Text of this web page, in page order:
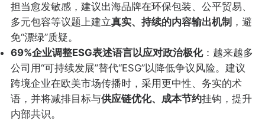
担当愈发敏感，建议出海品牌在环保包装、公平贸易、
多元包容等议题上建立真实、持续的内容输出机制 ，避
免“漂绿”质疑。
69%企业调整ESG表述语言以应对政治极化：越来越多
公司用“可持续发展”替代“ESG”以降低争议风险。建议
跨境企业在欧美市场传播时，采用更中性、务实的术
语，并将减排目标与供应链优化、成本节约挂钩，提升
内部共识。